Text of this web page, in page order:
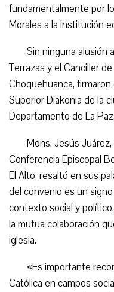
fundamentalmente por
Morales a la institución
Sin ninguna alusión
Terrazas y el Canciller
Choquehuanca,
Superior Diakonia de la
Departamento de La Paz.
Mons. Jesús
Conferencia Episcopal
El Alto, resaltó en sus
del convenio es un
contexto social y
la mutua colaboración
iglesia.
«Es importante
Católica en campos